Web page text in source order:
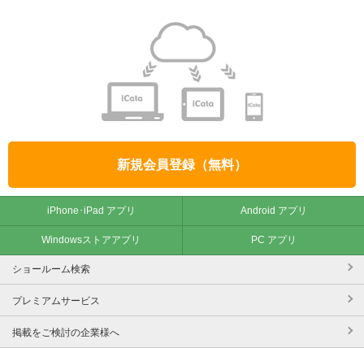
新規会員登録（無料）
iPhone･iPad アプリ Android アプリ
Windowsストアアプリ PC アプリ
ショールーム検索
プレミアムサービス
掲載をご検討の企業様へ